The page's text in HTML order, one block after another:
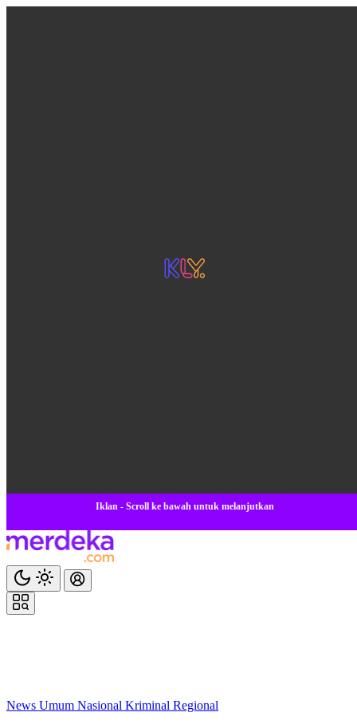
Iklan - Scroll ke bawah untuk melanjutkan
News Umum Nasional Kriminal Regional